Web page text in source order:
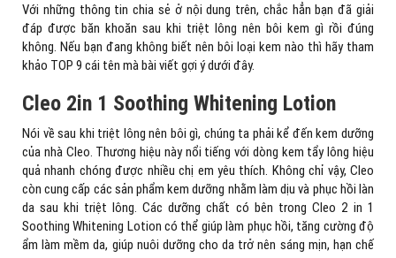
Với những thông tin chia sẻ ở nội dung trên, chắc hẳn bạn đã giải
đáp được băn khoăn sau khi triệt lông nên bôi kem gì rồi đúng
không. Nếu bạn đang không biết nên bôi loại kem nào thì hãy tham
khảo TOP 9 cái tên mà bài viết gợi ý dưới đây.
Cleo 2in 1 Soothing Whitening Lotion
Nói về sau khi triệt lông nên bôi gì, chúng ta phải kể đến kem dưỡng
của nhà Cleo. Thương hiệu này nổi tiếng với dòng kem tẩy lông hiệu
quả nhanh chóng được nhiều chị em yêu thích. Không chỉ vậy, Cleo
còn cung cấp các sản phẩm kem dưỡng nhằm làm dịu và phục hồi làn
da sau khi triệt lông. Các dưỡng chất có bên trong Cleo 2 in 1
Soothing Whitening Lotion có thể giúp làm phục hồi, tăng cường độ
ẩm làm mềm da, giúp nuôi dưỡng cho da trở nên sáng mịn, hạn chế